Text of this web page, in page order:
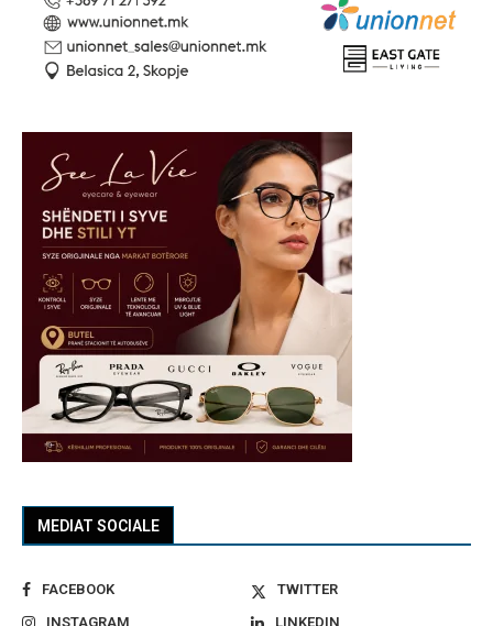
MEDIAT SOCIALE
FACEBOOK
TWITTER
INSTAGRAM
LINKEDIN